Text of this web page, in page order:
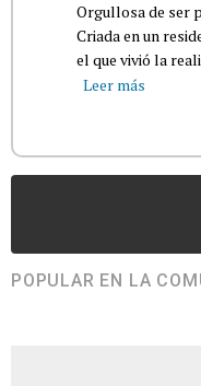
Orgullosa de ser
Criada en un
el que vivió la
Leer más
POPULAR EN LA